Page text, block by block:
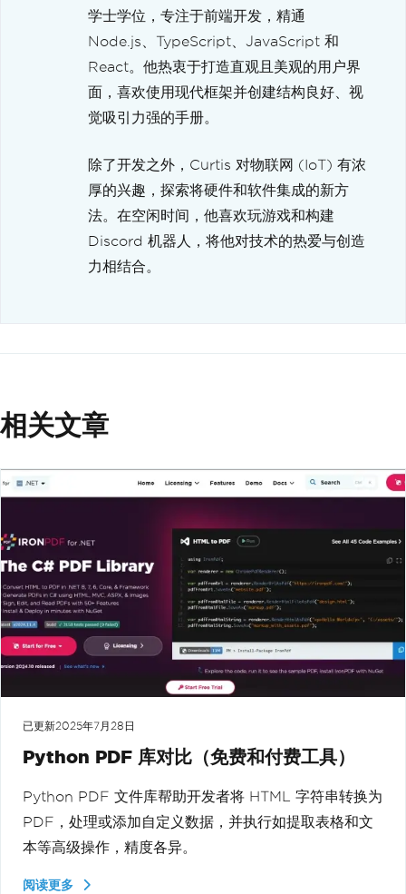
学士学位，专注于前端开发，精通
Node.js、TypeScript、JavaScript 和
React。他热衷于打造直观且美观的用户界
面，喜欢使用现代框架并创建结构良好、视
觉吸引力强的手册。
除了开发之外，Curtis 对物联网 (IoT) 有浓
厚的兴趣，探索将硬件和软件集成的新方
法。在空闲时间，他喜欢玩游戏和构建
Discord 机器人，将他对技术的热爱与创造
力相结合。
相关文章
已更新2025年7月28日
Python PDF 库对比（免费和付费工具）
Python PDF 文件库帮助开发者将 HTML 字符串转换为
PDF，处理或添加自定义数据，并执行如提取表格和文
本等高级操作，精度各异。
阅读更多